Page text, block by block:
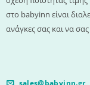
στο babyinn είναι
ανάγκες σας και να